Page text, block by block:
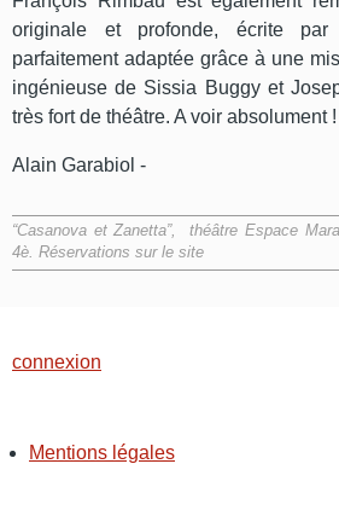
originale et profonde, écrite
parfaitement adaptée grâce à une
ingénieuse de Sissia Buggy et
très fort de théâtre. A voir absolument !
Alain Garabiol -
“Casanova et Zanetta”, théâtre Espace
4è. Réservations sur le site
connexion
Mentions légales